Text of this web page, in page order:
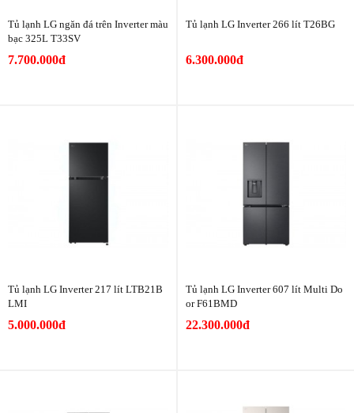
Tủ lạnh LG ngăn đá trên Inverter màu
bạc 325L T33SV
7.700.000đ
Tủ lạnh LG Inverter 266 lít T26BG
6.300.000đ
Tủ lạnh LG Inverter 217 lít LTB21B
LMI
5.000.000đ
Tủ lạnh LG Inverter 607 lít Multi Do
or F61BMD
22.300.000đ